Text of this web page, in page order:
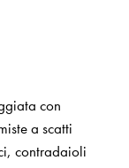
con
a scatti
contradaioli